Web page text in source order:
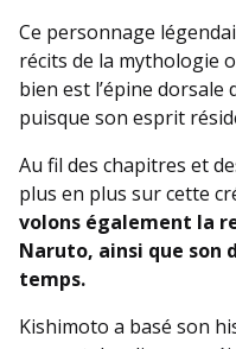
Ce personnage
récits de la mythologie
bien est l’épine dorsale
puisque son esprit
Au fil des chapitres et
plus en plus sur cette
volons également la
Naruto, ainsi que son
temps.
Kishimoto a basé son